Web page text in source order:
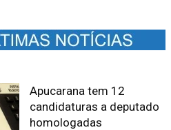
Apucarana tem 12
candidaturas a deputado
homologadas